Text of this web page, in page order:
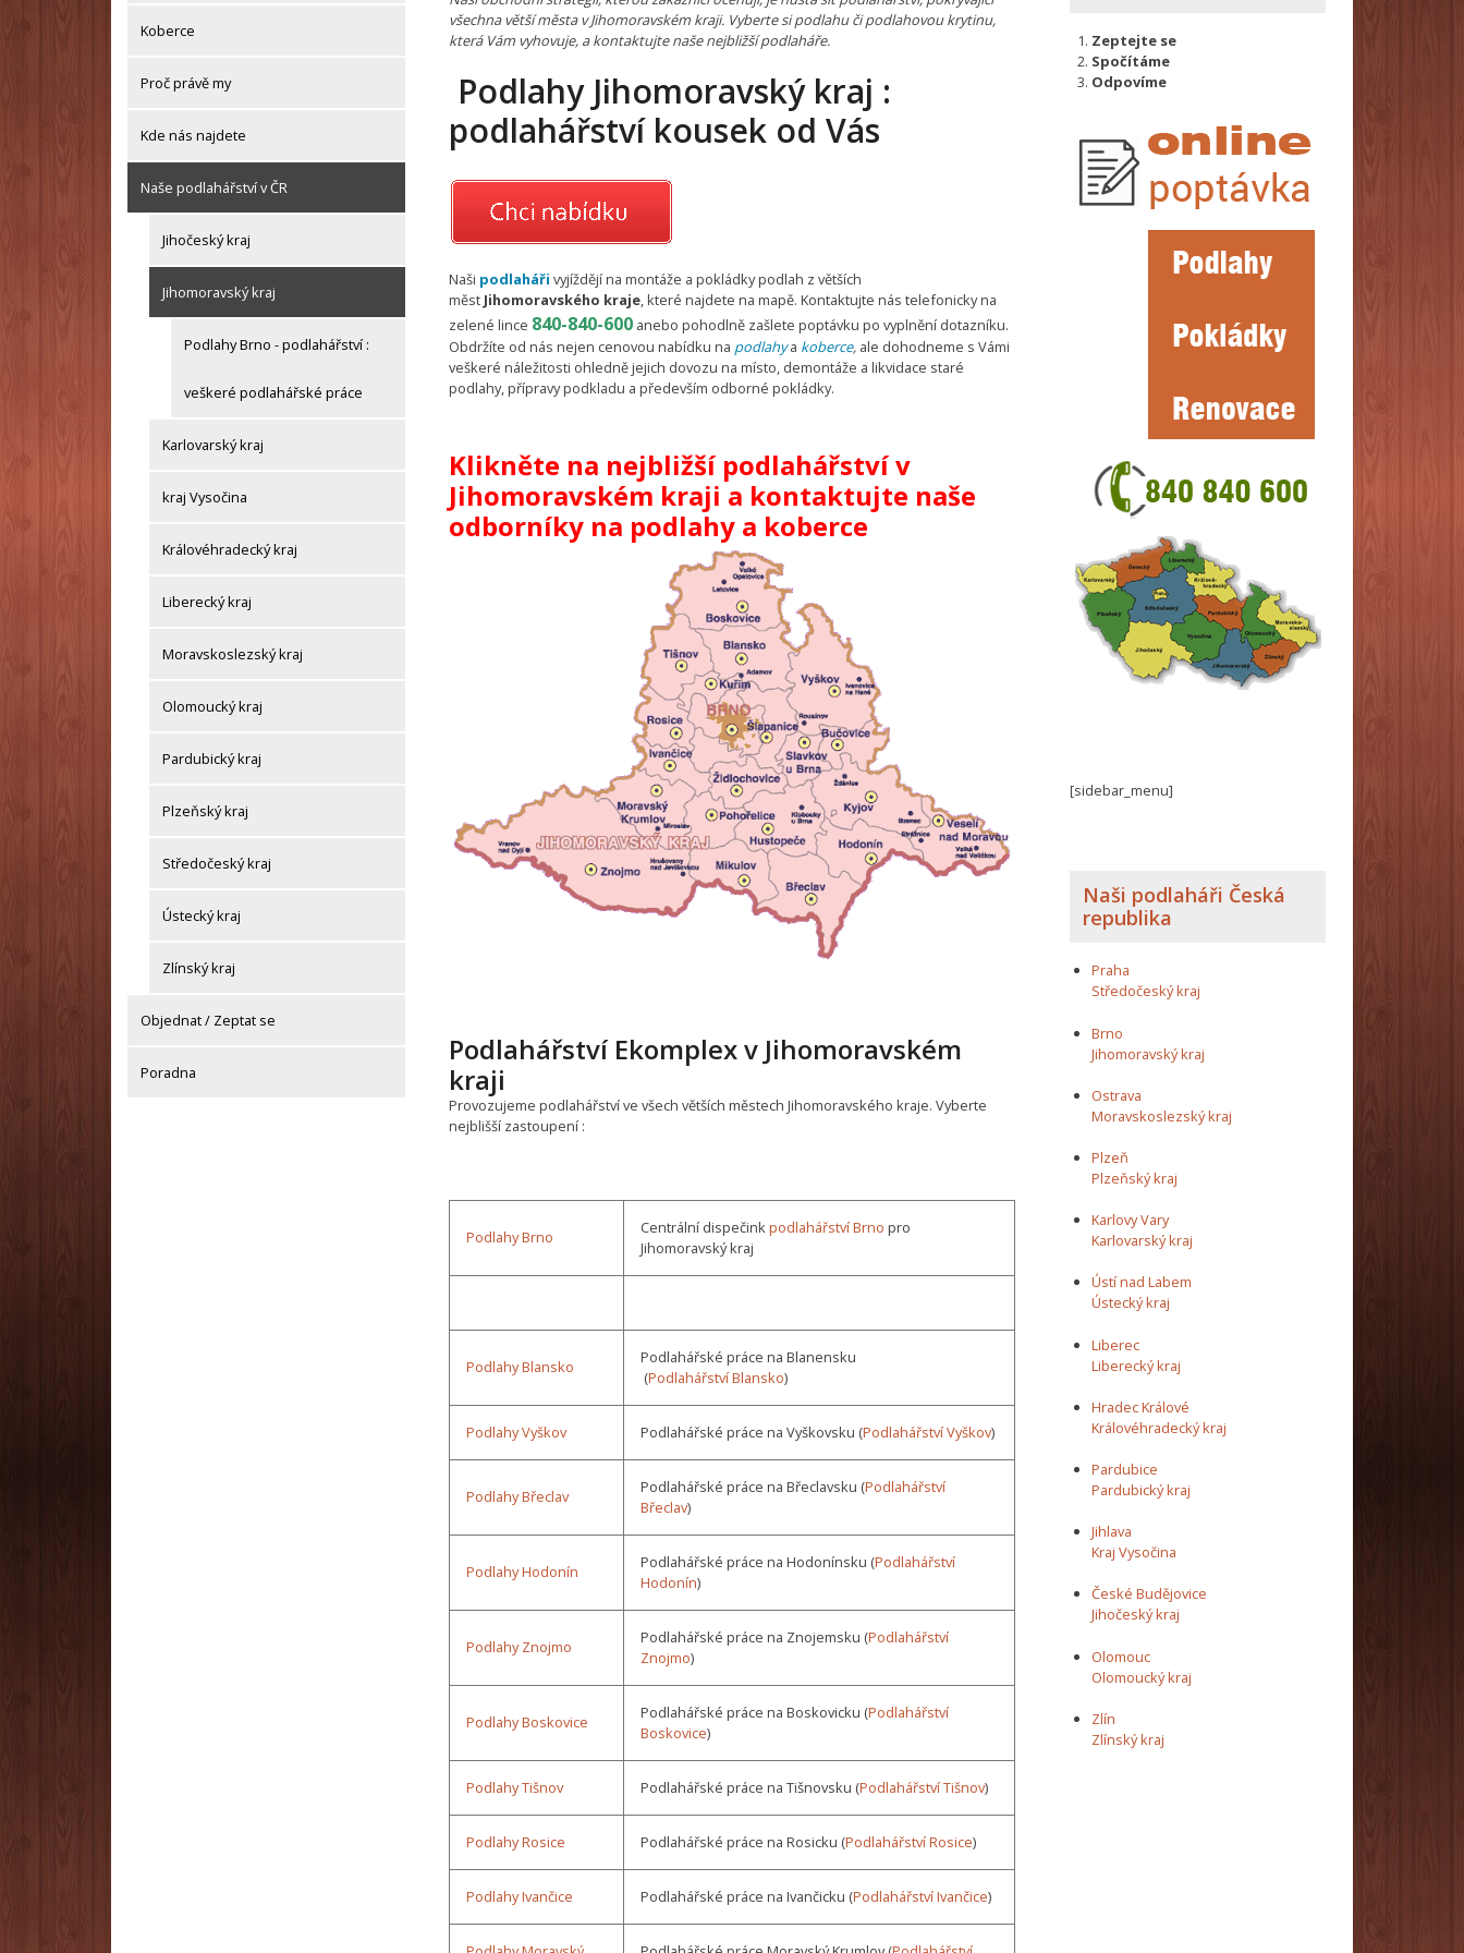
Koberce
Proč právě my
Kde nás najdete
Naše podlahářství v ČR
Jihočeský kraj
Jihomoravský kraj
Podlahy Brno - podlahářství :
veškeré podlahářské práce
Karlovarský kraj
kraj Vysočina
Královéhradecký kraj
Liberecký kraj
Moravskoslezský kraj
Olomoucký kraj
Pardubický kraj
Plzeňský kraj
Středočeský kraj
Ústecký kraj
Zlínský kraj
Objednat / Zeptat se
Poradna
všechna větší města v Jihomoravském kraji. Vyberte si podlahu či podlahovou krytinu,
která Vám vyhovuje, a kontaktujte naše nejbližší podlaháře.
Podlahy Jihomoravský kraj :
podlahářství kousek od Vás
Naši podlaháři vyjíždějí na montáže a pokládky podlah z větších
měst Jihomoravského kraje, které najdete na mapě. Kontaktujte nás telefonicky na
zelené lince 840-840-600 anebo pohodlně zašlete poptávku po vyplnění dotazníku.
Obdržíte od nás nejen cenovou nabídku na podlahya koberce, ale dohodneme s Vámi
veškeré náležitosti ohledně jejich dovozu na místo, demontáže a likvidace staré
podlahy, přípravy podkladu a především odborné pokládky.
Klikněte na nejbližší podlahářství v
Jihomoravském kraji a kontaktujte naše
odborníky na podlahy a koberce
Podlahářství Ekomplex v Jihomoravském
kraji
Provozujeme podlahářství ve všech větších městech Jihomoravského kraje. Vyberte
nejblišší zastoupení :
Podlahy Brno Centrální dispečinkpodlahářství Brno pro
Jihomoravský kraj
Podlahy Blansko
Podlahářské práce na Blanensku
(Podlahářství Blansko)
Podlahy Vyškov Podlahářské práce na Vyškovsku (Podlahářství Vyškov)
Podlahy Břeclav Podlahářské práce na Břeclavsku (Podlahářství
Břeclav)
Podlahy Hodonín Podlahářské práce na Hodonínsku (Podlahářství
Hodonín)
Podlahy Znojmo Podlahářské práce na Znojemsku (Podlahářství
Znojmo)
Podlahy Boskovice Podlahářské práce na Boskovicku (Podlahářství
Boskovice)
Podlahy Tišnov Podlahářské práce na Tišnovsku (Podlahářství Tišnov)
Podlahy Rosice Podlahářské práce na Rosicku (Podlahářství Rosice)
Podlahy Ivančice Podlahářské práce na Ivančicku (Podlahářství Ivančice)
Zeptejte se
Spočítáme
Odpovíme
[sidebar_menu]
Naši podlaháři Česká
republika
Praha
Středočeský kraj
Brno
Jihomoravský kraj
Ostrava
Moravskoslezský kraj
Plzeň
Plzeňský kraj
Karlovy Vary
Karlovarský kraj
Ústí nad Labem
Ústecký kraj
Liberec
Liberecký kraj
Hradec Králové
Královéhradecký kraj
Pardubice
Pardubický kraj
Jihlava
Kraj Vysočina
České Budějovice
Jihočeský kraj
Olomouc
Olomoucký kraj
Zlín
Zlínský kraj